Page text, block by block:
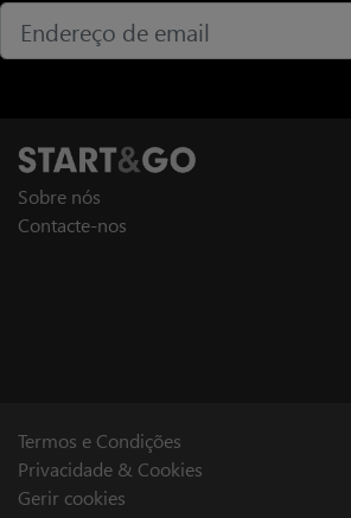
Sobre nós
Contacte-nos
Termos e Condições
Privacidade & Cookies
Gerir cookies